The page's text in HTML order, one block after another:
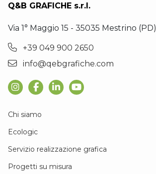
Q&B GRAFICHE s.r.l.
Via 1° Maggio 15 - 35035 Mestrino (PD)
+39 049 900 2650
info@qebgrafiche.com
Chi siamo
Ecologic
Servizio realizzazione grafica
Progetti su misura